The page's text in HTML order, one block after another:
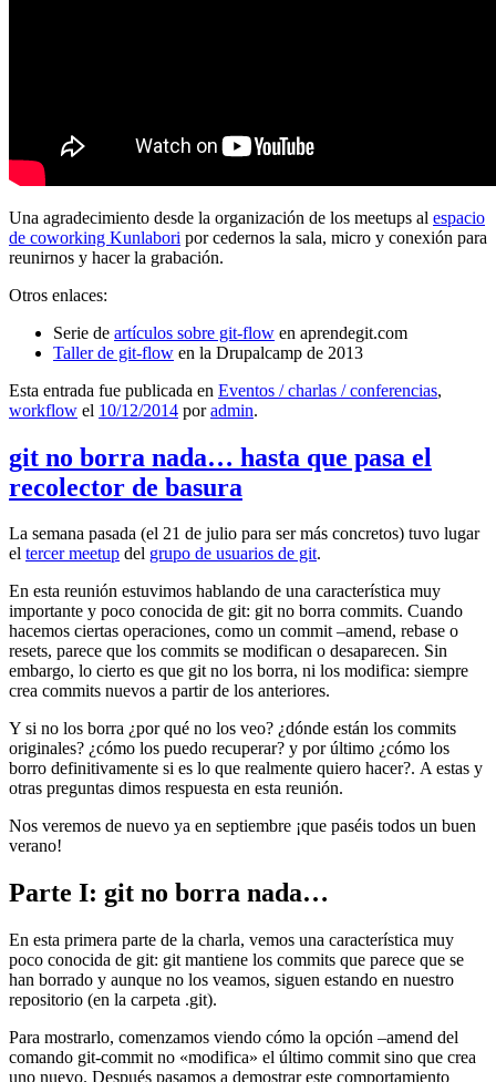
Una agradecimiento desde la organización de los meetups al espacio
de coworking Kunlabori por cedernos la sala, micro y conexión para
reunirnos y hacer la grabación.
Otros enlaces:
Serie de artículos sobre git-flow en aprendegit.com
Taller de git-flow en la Drupalcamp de 2013
Esta entrada fue publicada en Eventos / charlas / conferencias,
workflow el 10/12/2014 poradmin.
git no borra nada… hasta que pasa el
recolector de basura
La semana pasada (el 21 de julio para ser más concretos) tuvo lugar
el tercer meetup del grupo de usuarios de git.
En esta reunión estuvimos hablando de una característica muy
importante y poco conocida de git: git no borra commits. Cuando
hacemos ciertas operaciones, como un commit –amend, rebase o
resets, parece que los commits se modifican o desaparecen. Sin
embargo, lo cierto es que git no los borra, ni los modifica: siempre
crea commits nuevos a partir de los anteriores.
Y si no los borra ¿por qué no los veo? ¿dónde están los commits
originales? ¿cómo los puedo recuperar? y por último ¿cómo los
borro definitivamente si es lo que realmente quiero hacer?. A estas y
otras preguntas dimos respuesta en esta reunión.
Nos veremos de nuevo ya en septiembre ¡que paséis todos un buen
verano!
Parte I: git no borra nada…
En esta primera parte de la charla, vemos una característica muy
poco conocida de git: git mantiene los commits que parece que se
han borrado y aunque no los veamos, siguen estando en nuestro
repositorio (en la carpeta .git).
Para mostrarlo, comenzamos viendo cómo la opción –amend del
comando git-commit no «modifica» el último commit sino que crea
uno nuevo. Después pasamos a demostrar este comportamiento